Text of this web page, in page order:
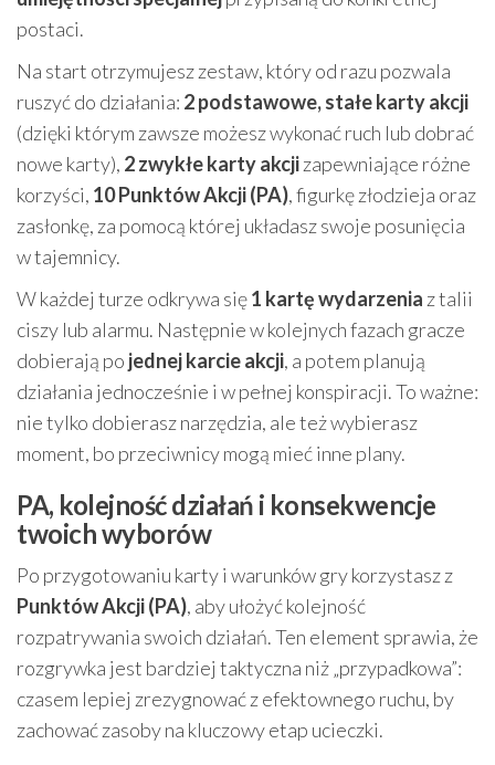
postaci.
Na start otrzymujesz zestaw, który od razu pozwala
ruszyć do działania: 2 podstawowe, stałe karty akcji
(dzięki którym zawsze możesz wykonać ruch lub dobrać
nowe karty), 2 zwykłe karty akcjizapewniające różne
korzyści, 10 Punktów Akcji (PA), figurkę złodzieja oraz
zasłonkę, za pomocą której układasz swoje posunięcia
w tajemnicy.
W każdej turze odkrywa się1 kartę wydarzenia z talii
ciszy lub alarmu. Następnie w kolejnych fazach gracze
dobierają po jednej karcie akcji, a potem planują
działania jednocześnie i w pełnej konspiracji. To ważne:
nie tylko dobierasz narzędzia, ale też wybierasz
moment, bo przeciwnicy mogą mieć inne plany.
PA, kolejność działań i konsekwencje
twoich wyborów
Po przygotowaniu karty i warunków gry korzystasz z
Punktów Akcji (PA), aby ułożyć kolejność
rozpatrywania swoich działań. Ten element sprawia, że
rozgrywka jest bardziej taktyczna niż „przypadkowa”:
czasem lepiej zrezygnować z efektownego ruchu, by
zachować zasoby na kluczowy etap ucieczki.